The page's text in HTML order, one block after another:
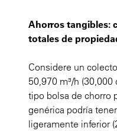
Ahorros tangibles:
totales de
Considere un
50,970 m³/h
tipo bolsa de chorro
genérica podría
ligeramente inferior